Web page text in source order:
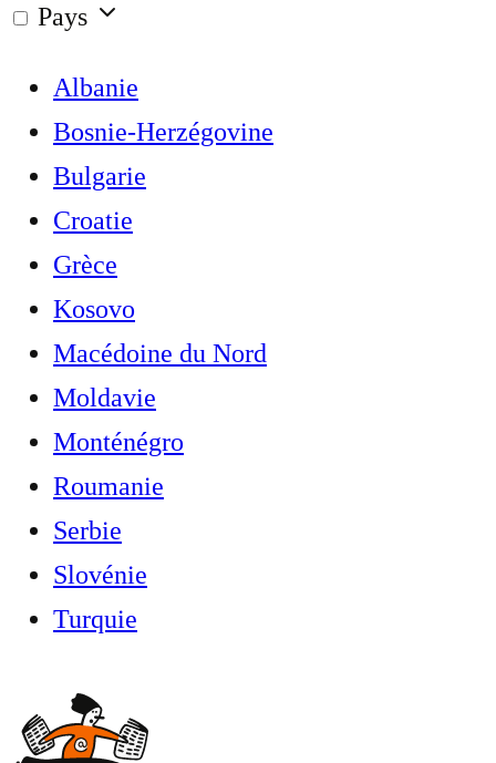
Pays
Albanie
Bosnie-Herzégovine
Bulgarie
Croatie
Grèce
Kosovo
Macédoine du Nord
Moldavie
Monténégro
Roumanie
Serbie
Slovénie
Turquie